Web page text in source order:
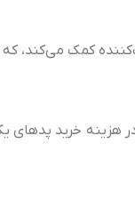
کمک
هزینه خرید